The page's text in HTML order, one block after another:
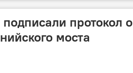
протокол о
моста